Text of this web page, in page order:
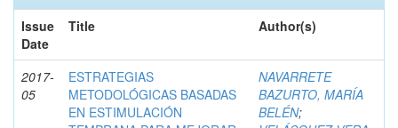
Issue
Date
Title Author(s)
2017-
05
ESTRATEGIAS
METODOLÓGICAS BASADAS
EN ESTIMULACIÓN
NAVARRETE
BAZURTO, MARÍA
BELÉN;